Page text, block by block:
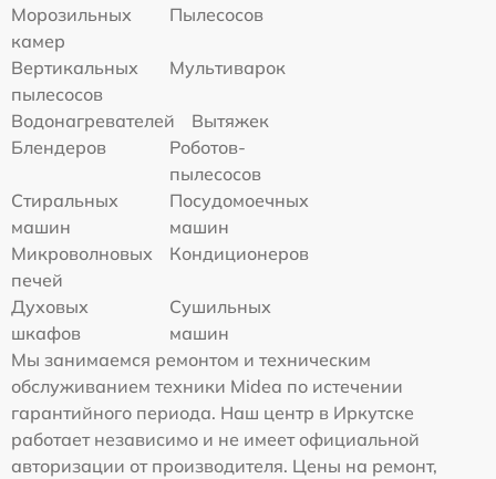
Морозильных
камер
Пылесосов
Вертикальных
пылесосов
Мультиварок
Водонагревателей
Вытяжек
Блендеров
Роботов-
пылесосов
Стиральных
машин
Посудомоечных
машин
Микроволновых
печей
Кондиционеров
Духовых
шкафов
Сушильных
машин
Мы занимаемся ремонтом и техническим
обслуживанием техники Midea по истечении
гарантийного периода. Наш центр в Иркутске
работает независимо и не имеет официальной
авторизации от производителя. Цены на ремонт,